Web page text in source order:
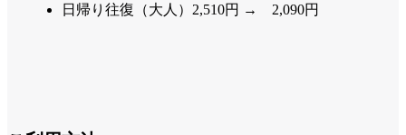
日帰り往復（大人）2,510円 → 2,090円